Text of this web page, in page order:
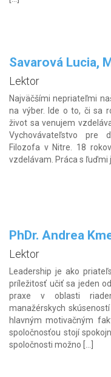
Savarová Lucia,
Lektor
Najväčšími nepriateľmi
na výber. Ide o to, či sa
život sa venujem
Vychovávateľstvo pre
Filozofa v Nitre. 18
vzdelávam. Práca s ľuďmi
PhDr. Andrea
Lektor
Leadership je ako
príležitosť učiť sa jeden
praxe v oblasti
manažérskych
hlavným motivačným
spoločnosťou stojí
spoločnosti možno […]